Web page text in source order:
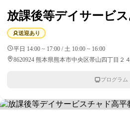
放課後等デイサービ
送迎あり
平日 14:00 ~ 17:00 / 土 10:00 ~ 16:00
8620924 熊本県熊本市中央区帯山四丁目２
プログラム